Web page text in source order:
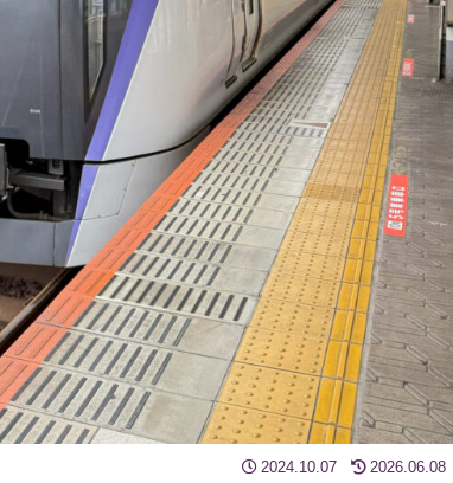
2024.10.07 2026.06.08